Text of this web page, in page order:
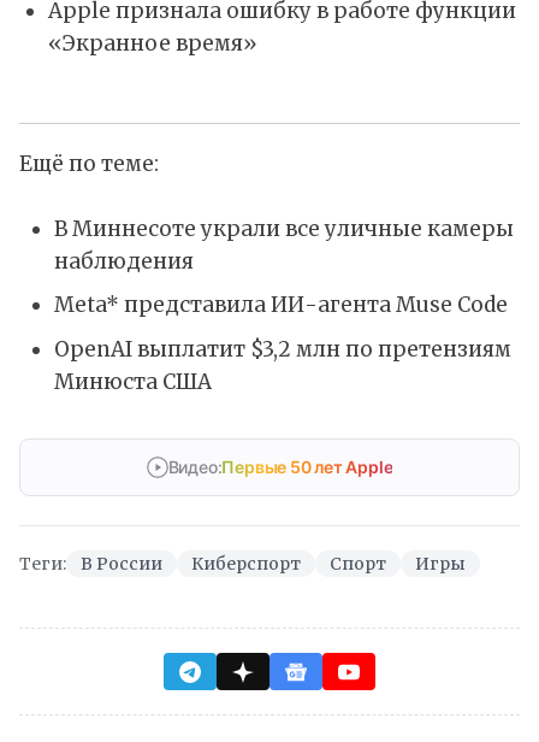
Apple признала ошибку в работе функции
«Экранное время»
Ещё по теме:
В Миннесоте украли все уличные камеры
наблюдения
Meta* представила ИИ-агента Muse Code
OpenAI выплатит $3,2 млн по претензиям
Минюста США
Видео:Первые 50 лет Apple
Теги: В России Киберспорт Спорт Игры